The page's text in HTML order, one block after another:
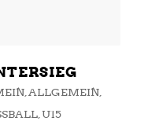
,ALLGEMEIN,
,U15